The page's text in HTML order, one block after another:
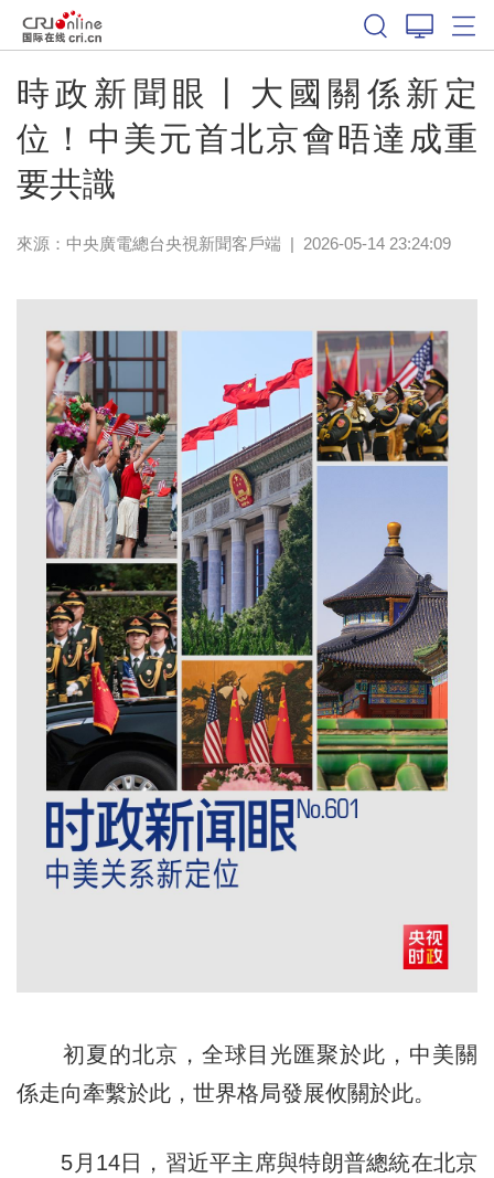
時政新聞眼丨大國關係新定
位！中美元首北京會晤達成重
要共識
來源： 中央廣電總台央視新聞客戶端 | 2026-05-14 23:24:09
初夏的北京，全球目光匯聚於此，中美關
係走向牽繫於此，世界格局發展攸關於此。
5月14日，習近平主席與特朗普總統在北京